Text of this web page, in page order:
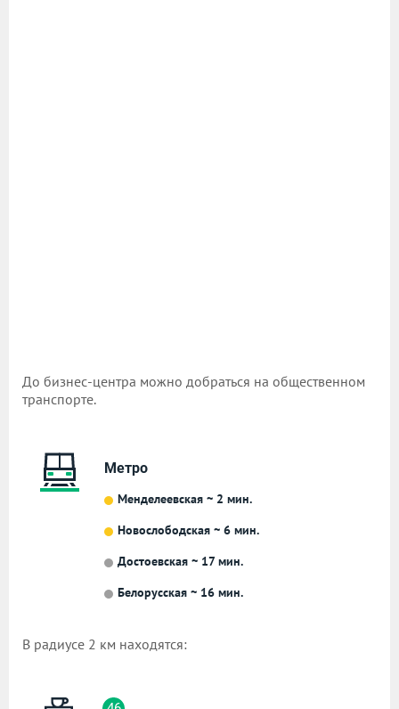
До бизнес-центра можно добраться на общественном
транспорте.
Метро
Менделеевская ~ 2 мин.
Новослободская ~ 6 мин.
Достоевская ~ 17 мин.
Белорусская ~ 16 мин.
В радиусе 2 км находятся: